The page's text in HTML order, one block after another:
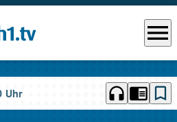
menu
Uhr headphones chrome_reader_mode bookmark_border